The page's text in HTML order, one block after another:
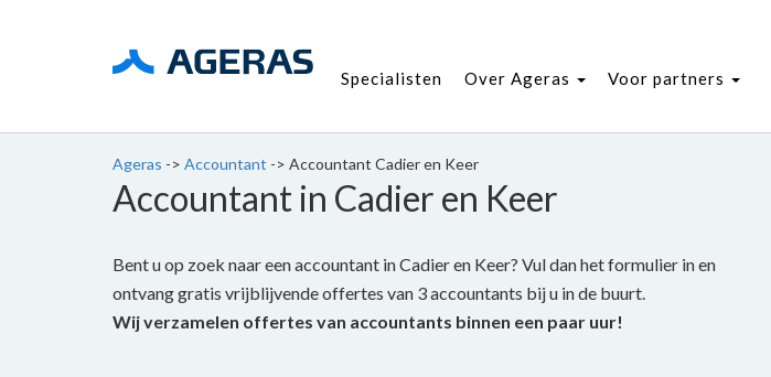
Specialisten Over Ageras Voor partners
Ageras -> Accountant -> Accountant Cadier en Keer
Accountant in Cadier en Keer
Bent u op zoek naar een accountant in Cadier en Keer? Vul dan het formulier in en
ontvang gratis vrijblijvende offertes van 3 accountants bij u in de buurt.
Wij verzamelen offertes van accountants binnen een paar uur!